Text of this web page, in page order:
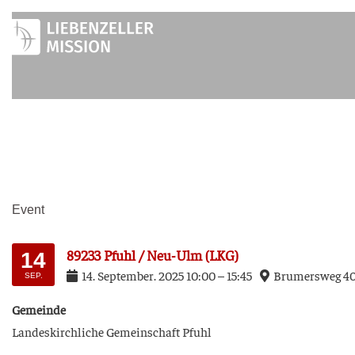
Zum
Inhalt
springen
Event
14
SEP.
89233 Pfuhl / Neu-Ulm (LKG)
14 Sep­tem­ber 202510:00–15:45 Bru­mers­weg
Gemein­de
Lan­des­kirch­li­che Gemein­schaft Pfuhl